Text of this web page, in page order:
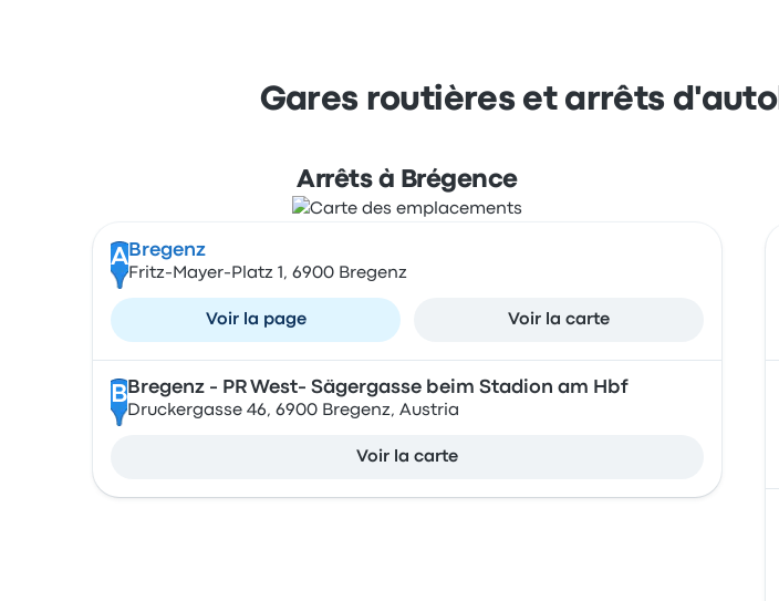
Gares routières et arrêts
Arrêts à Brégence
A Bregenz
Fritz-Mayer-Platz 1, 6900 Bregenz
Voir la page Voir la carte
B Bregenz - PR West- Sägergasse beim Stadion am Hbf
Druckergasse 46, 6900 Bregenz, Austria
Voir la carte